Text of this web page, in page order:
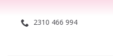
2310 466 994